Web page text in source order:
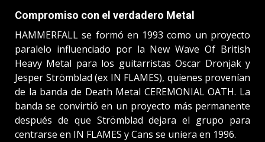
Compromiso con el verdadero Metal
HAMMERFALL se formó en 1993 como un proyecto
paralelo influenciado por la New Wave Of British
Heavy Metal para los guitarristas Oscar Dronjak y
Jesper Strömblad (ex IN FLAMES), quienes provenían
de la banda de Death Metal CEREMONIAL OATH. La
banda se convirtió en un proyecto más permanente
después de que Strömblad dejara el grupo para
centrarse en IN FLAMES y Cans se uniera en 1996.